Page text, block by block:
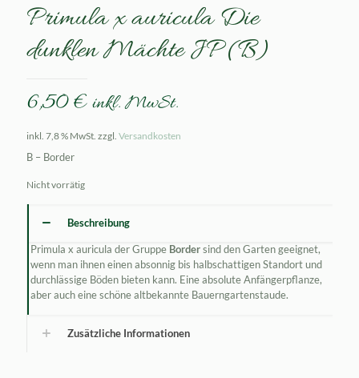
Primula x auricula Die
dunklen Mächte JP (B)
6,50€ inkl. MwSt.
inkl. 7,8 % MwSt. zzgl. Versandkosten
B – Border
Nicht vorrätig
Beschreibung
Primula x auricula der Gruppe Bordersind den Garten geeignet,
wenn man ihnen einen absonnig bis halbschattigen Standort und
durchlässige Böden bieten kann. Eine absolute Anfängerpflanze,
aber auch eine schöne altbekannte Bauerngartenstaude.
Zusätzliche Informationen